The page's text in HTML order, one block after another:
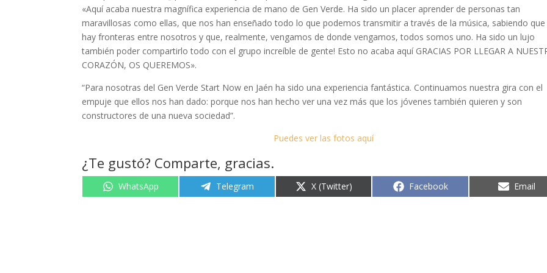
«Aquí acaba nuestra magnífica experiencia de mano de Gen Verde. Ha sido un placer aprender de personas tan
maravillosas como ellas, que nos han enseñado todo lo que podemos transmitir a través de la música, sabiendo que
hay fronteras entre nosotros y que, realmente, vengamos de donde vengamos, todos somos uno. Ha sido un lujo
también poder compartirlo todo con el grupo increíble de gente! Esto no acaba aquí GRACIAS POR LLEGAR A
CORAZÓN, OS QUEREMOS».
“Para nosotras del Gen Verde Start Now en Jaén ha sido una experiencia fantástica. Continuamos nuestra gira con el
empuje que ellos nos han dado: porque nos han hecho ver una vez más que los jóvenes también quieren y son
constructores de una nueva sociedad”.
Puedes ver las fotos aquí
¿Te gustó? Comparte, gracias.
Compartir
WhatsApp Compartir
Telegram Compartir
en
X (Twitter) Compartir
Facebook Compartir
Email